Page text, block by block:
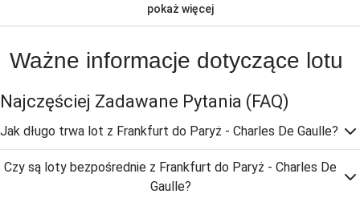
pokaż więcej
Ważne informacje dotyczące lotu
Najczęściej Zadawane Pytania (FAQ)
Jak długo trwa lot z Frankfurt do Paryż - Charles De Gaulle?
Czy są loty bezpośrednie z Frankfurt do Paryż - Charles De
Gaulle?